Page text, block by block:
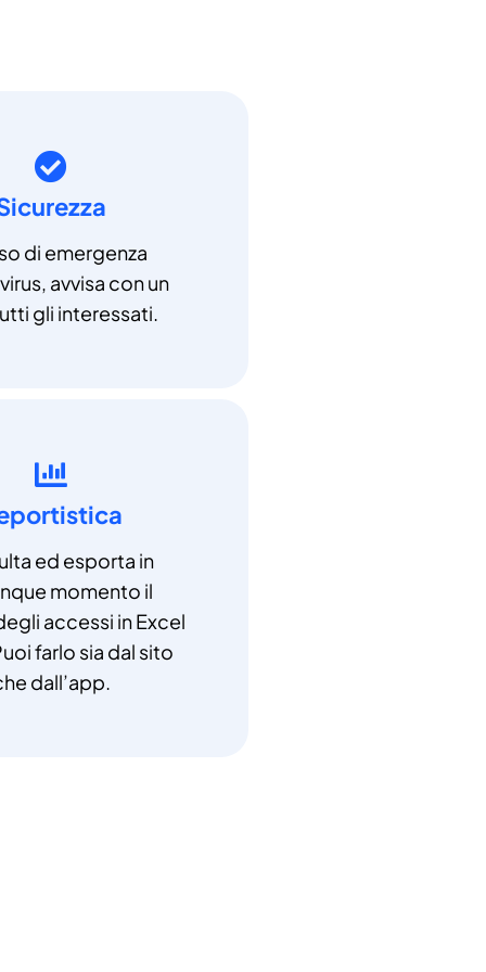
di emergenza
avvisa con un
gli interessati.
ed esporta in
momento il
accessi in Excel
farlo sia dal sito
dall’app.